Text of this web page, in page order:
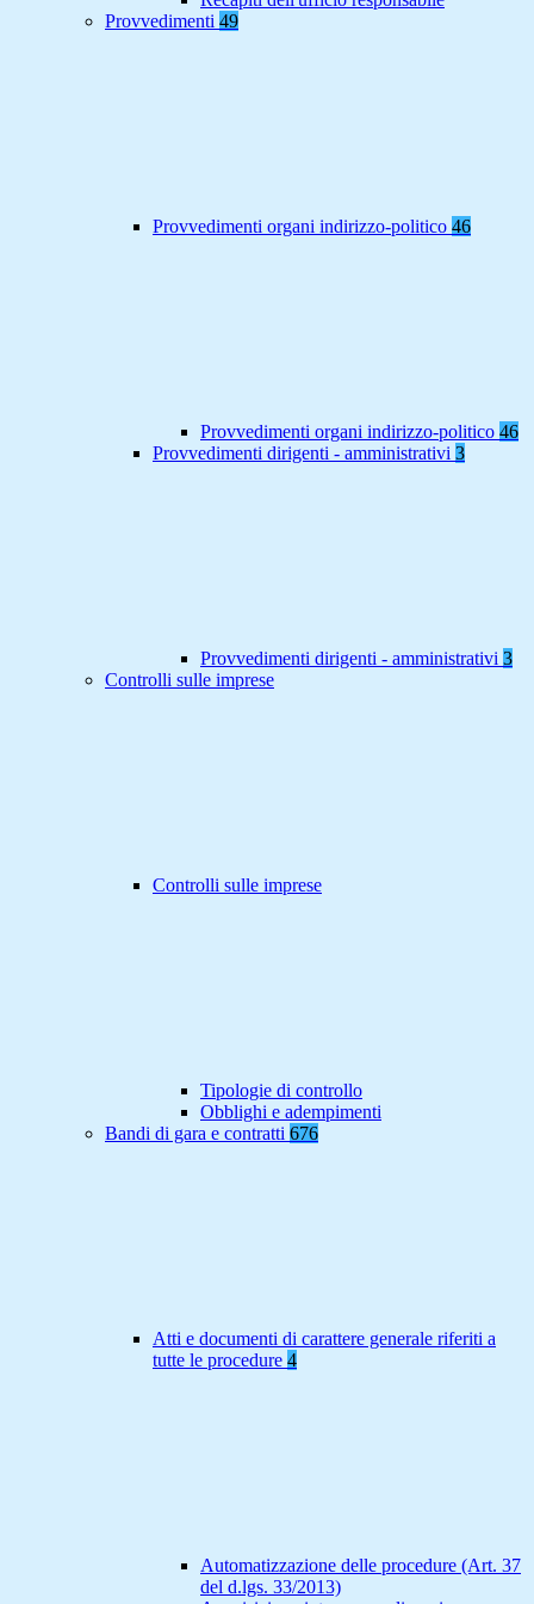
Provvedimenti 49
Provvedimenti organi indirizzo-politico 46
Provvedimenti organi indirizzo-politico 46
Provvedimenti dirigenti - amministrativi 3
Provvedimenti dirigenti - amministrativi 3
Controlli sulle imprese
Controlli sulle imprese
Tipologie di controllo
Obblighi e adempimenti
Bandi di gara e contratti 676
Atti e documenti di carattere generale riferiti a
tutte le procedure 4
Automatizzazione delle procedure (Art. 37
del d.lgs. 33/2013)